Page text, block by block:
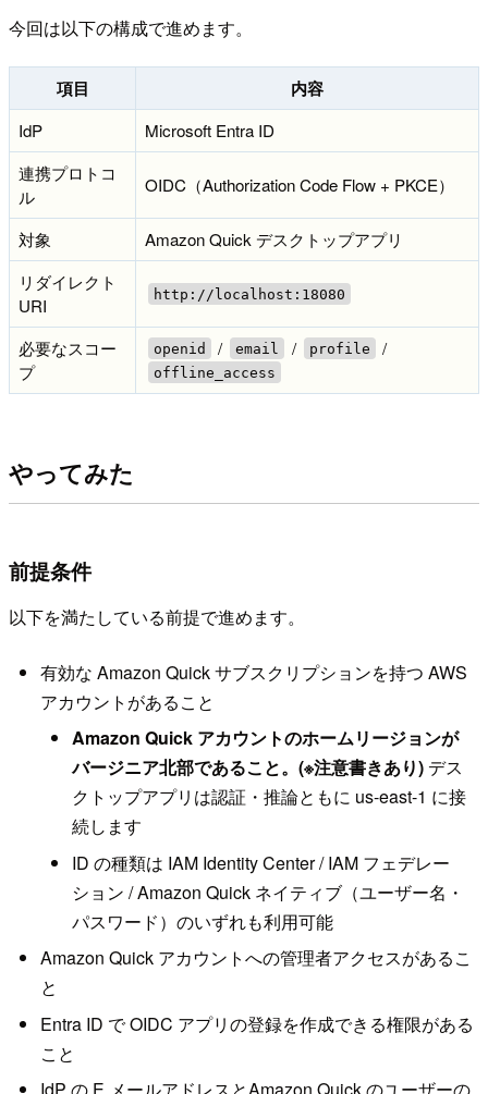
今回は以下の構成で進めます。
項目 内容
IdP
Microsoft Entra ID
連携プロトコ
ル
OIDC（Authorization Code Flow + PKCE）
対象
Amazon Quick デスクトップアプリ
リダイレクト
URI
http://localhost:18080
必要なスコー
プ
openid / email / profile /
offline_access
やってみた
前提条件
以下を満たしている前提で進めます。
有効な Amazon Quick サブスクリプションを持つ AWS
アカウントがあること
Amazon Quick アカウントのホームリージョンが
バージニア北部であること。(※注意書きあり)デス
クトップアプリは認証・推論ともに us-east-1 に接
続します
ID の種類は IAM Identity Center / IAM フェデレー
ション / Amazon Quick ネイティブ（ユーザー名・
パスワード）のいずれも利用可能
Amazon Quick アカウントへの管理者アクセスがあるこ
と
Entra ID で OIDC アプリの登録を作成できる権限がある
こと